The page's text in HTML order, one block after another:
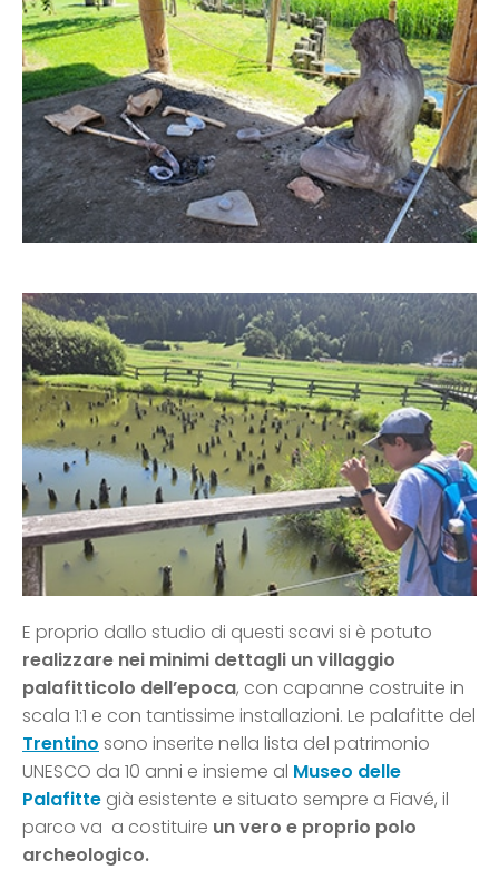
E proprio dallo studio di questi scavi si è potuto
realizzare nei minimi dettagli un villaggio
palafitticolo dell’epoca, con capanne costruite in
scala 1:1 e con tantissime installazioni. Le palafitte del
Trentino sono inserite nella lista del patrimonio
UNESCO da 10 anni e insieme al Museo delle
Palafitte già esistente e situato sempre a Fiavé, il
parco va a costituire un vero e proprio polo
archeologico.